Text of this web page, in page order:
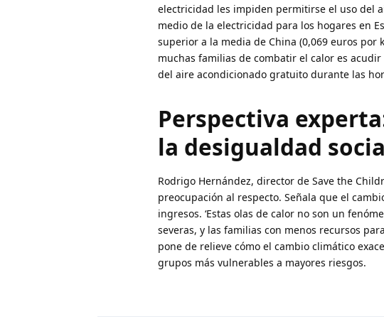
electricidad les impiden permitirse el uso del
medio de la electricidad para los hogares en
superior a la media de China (0,069 euros
muchas familias de combatir el calor es
del aire acondicionado gratuito durante las
Perspectiva
la desigualdad
Rodrigo Hernández, director de Save the
preocupación al respecto. Señala que el
ingresos. ‘Estas olas de calor no son un
severas, y las familias con menos recursos
pone de relieve cómo el cambio climático
grupos más vulnerables a mayores riesgos.